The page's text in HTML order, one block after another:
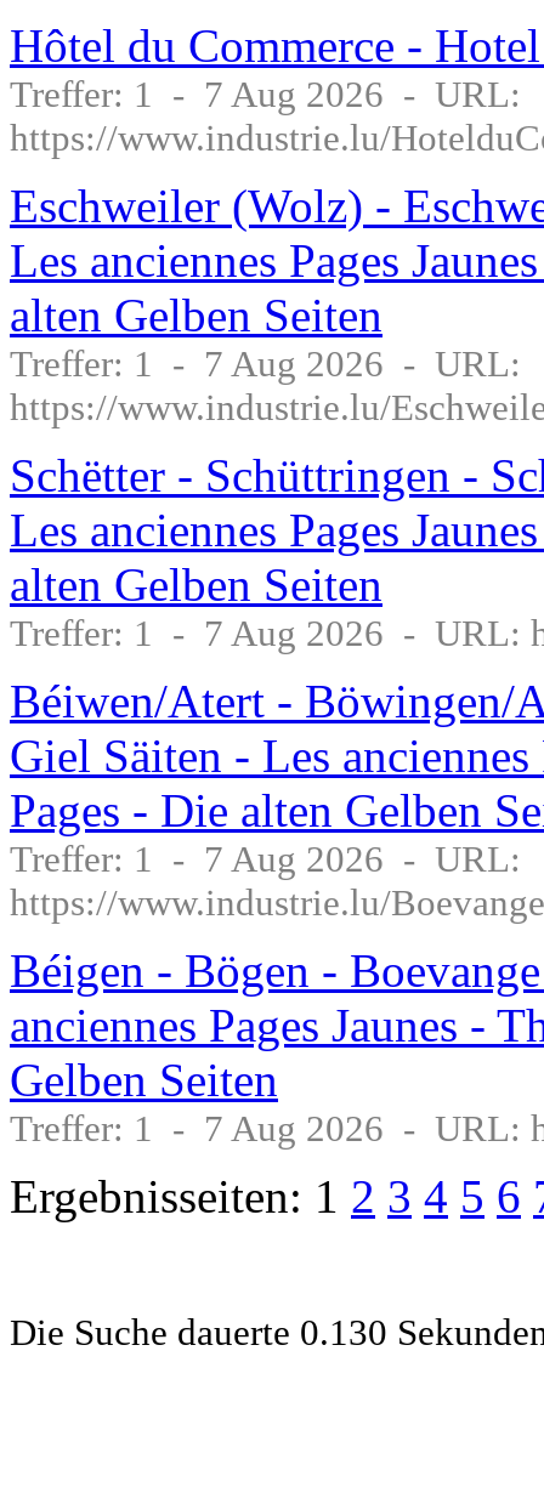
Hôtel du Commerce -
Treffer: 1 - 7 Aug 2026 - URL:
https://www.industrie.lu/
Eschweiler (Wolz) -
Les anciennes Pages
alten Gelben Seiten
Treffer: 1 - 7 Aug 2026 - URL:
https://www.industrie.lu/
Schëtter - Schüttringen -
Les anciennes Pages
alten Gelben Seiten
Treffer: 1 - 7 Aug 2026 - URL:
Béiwen/Atert - Böwingen/
Giel Säiten - Les
Pages - Die alten Gelben
Treffer: 1 - 7 Aug 2026 - URL:
https://www.industrie.lu/
Béigen - Bögen -
anciennes Pages Jaunes -
Gelben Seiten
Treffer: 1 - 7 Aug 2026 - URL:
Ergebnisseiten: 1 2 3 4 5 6
Die Suche dauerte 0.130